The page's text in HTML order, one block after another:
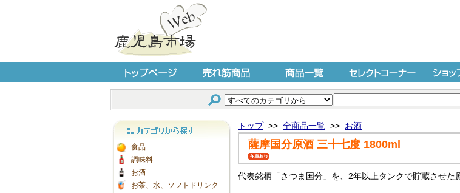
トップページ 売れ筋商品 商品一覧 セレクトコーナー ショップ
カテゴリから探す
食品
調味料
お酒
お茶、水、ソフトドリンク
トップ>> 全商品一覧 >> お酒
薩摩国分原酒 三十七度 1800ml
代表銘柄「さつま国分」を、2年以上タンクで貯蔵させた